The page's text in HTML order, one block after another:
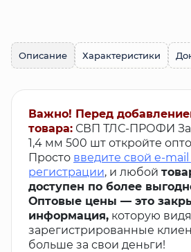
Описание Характеристики
Важно! Перед
товара: СВП ТЛС-ПРОФИ
1,4 мм 500 шт откройте
Просто введите свой e-mail
регистрации, и любой
доступен по более
Оптовые цены — это
информация, которую
зарегистрированные
больше за свои деньги!